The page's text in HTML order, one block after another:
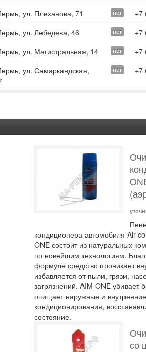
ул. Плеханова, 71
нет +7
ул. Лебедева, 46
нет +7
ул. Магистральная, 14
нет +7
ул. Самаркандская,
нет +7
кондиционера автомобиля Air-
ONE состоит из натуральных
по новейшим технологиям.
формуле средство проникает
избавляется от пыли, грязи,
загрязнений. AIM-ONE убивает
очищает наружные и
кондиционирования,
состояние.
со